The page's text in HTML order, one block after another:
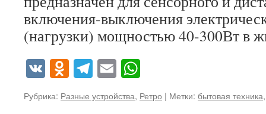
включения-выключения
(нагрузки) мощностью 40-300Вт в
VKOdnoklassniki
Telegram
Email
Рубрика: Разные устройства, Ретро | Метки: бытовая техника